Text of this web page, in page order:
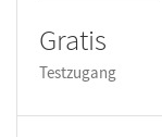
Gratis
Testzugang